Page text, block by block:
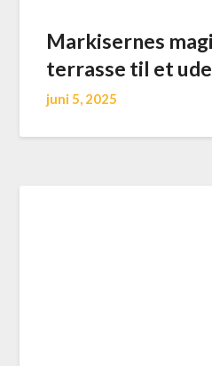
Markisernes
terrasse til et
juni 5, 2025